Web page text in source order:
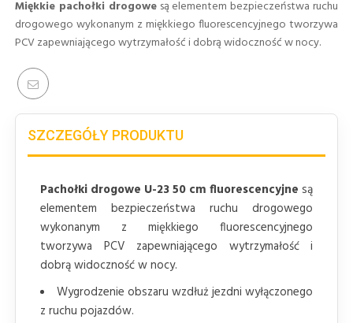
Miękkie pachołki drogowesą elementem bezpieczeństwa ruchu
drogowego wykonanym z miękkiego fluorescencyjnego tworzywa
PCV zapewniającego wytrzymałość i dobrą widoczność w nocy.
SZCZEGÓŁY PRODUKTU
Pachołki drogowe U-23 50 cm fluorescencyjne są
elementem bezpieczeństwa ruchu drogowego
wykonanym z miękkiego fluorescencyjnego
tworzywa PCV zapewniającego wytrzymałość i
dobrą widoczność w nocy.
Wygrodzenie obszaru wzdłuż jezdni wyłączonego
z ruchu pojazdów.